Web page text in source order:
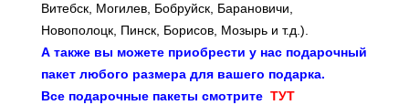
Витебск, Могилев, Бобруйск, Барановичи,
Новополоцк, Пинск, Борисов, Мозырь и т.д.).
А также вы можете приобрести у нас подарочный
пакет любого размера для вашего подарка.
Все подарочные пакеты смотрите ТУТ